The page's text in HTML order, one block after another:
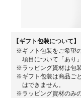
【ギフト包装について】
ギフト包装をご希望
項目について「あり
ラッピング資材は包
ギフト包装は商品ご
はできません。
ラッピング資材のみ